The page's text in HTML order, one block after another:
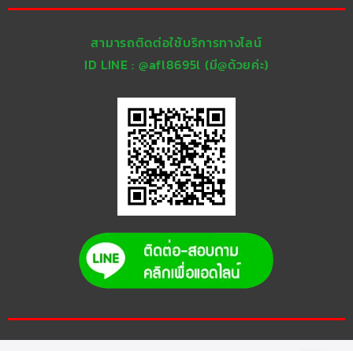
สามารถติดต่อใช้บริการทางไลน์
ID LINE : @afl8695l (มี@ด้วยค่ะ)